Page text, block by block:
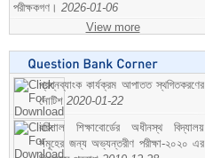
পরীক্ষকগণ। 2026-01-06
View more
প্রশ্নব্যাংক কার্যক্রম আপাতত স্থগিতকরণের
নোটিশ 2020-01-22
বরিশাল শিক্ষাবোর্ডের অধীনস্থ বিদ্যালয়
সমূহের জন্য অভ্যন্তরীণ পরীক্ষা-২০২০ এর